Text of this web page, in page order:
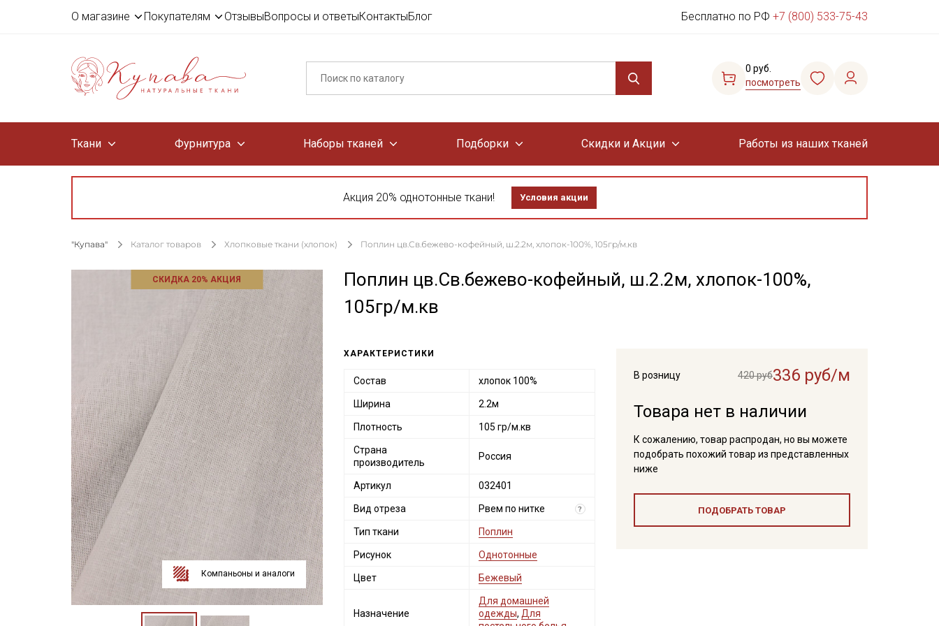
О магазине Покупателям ОтзывыВопросы и ответыКонтактыБлог Бесплатно по РФ +7 (800) 533-75-43
0 руб.
посмотреть
Ткани Фурнитура Наборы тканей Подборки Скидки и Акции Работы из наших тканей
Акция 20% однотонные ткани! Условия акции
"Купава" Каталог товаров Хлопковые ткани (хлопок) Поплин цв.Св.бежево-кофейный, ш.2.2м, хлопок-100%, 105гр/м.кв
СКИДКА 20% АКЦИЯ
Компаньоны и аналоги
Поплин цв.Св.бежево-кофейный, ш.2.2м, хлопок-100%,
105гр/м.кв
В розницу 420 руб336 руб/м
Товара нет в наличии
К сожалению, товар распродан, но вы можете
подобрать похожий товар из представленных
ниже
ПОДОБРАТЬ ТОВАР
ХАРАКТЕРИСТИКИ
Состав хлопок 100%
Ширина 2.2м
Плотность 105 гр/м.кв
Страна
производитель
Россия
Артикул 032401
Вид отреза Рвем по нитке ?
Тип ткани Поплин
Рисунок Однотонные
Цвет Бежевый
Назначение
Для домашней
одежды, Для